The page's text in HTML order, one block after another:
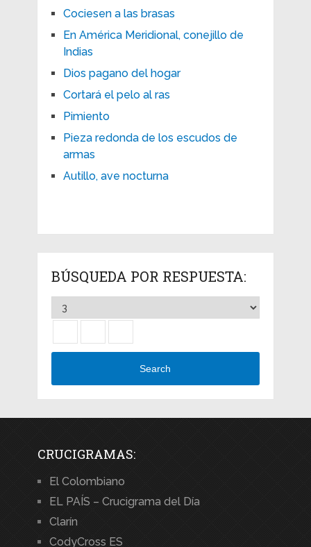
Cociesen a las brasas
En América Meridional, conejillo de
Indias
Dios pagano del hogar
Cortará el pelo al ras
Pimiento
Pieza redonda de los escudos de
armas
Autillo, ave nocturna
BÚSQUEDA POR RESPUESTA:
Search
CRUCIGRAMAS:
El Colombiano
EL PAÍS – Crucigrama del Día
Clarín
CodyCross ES